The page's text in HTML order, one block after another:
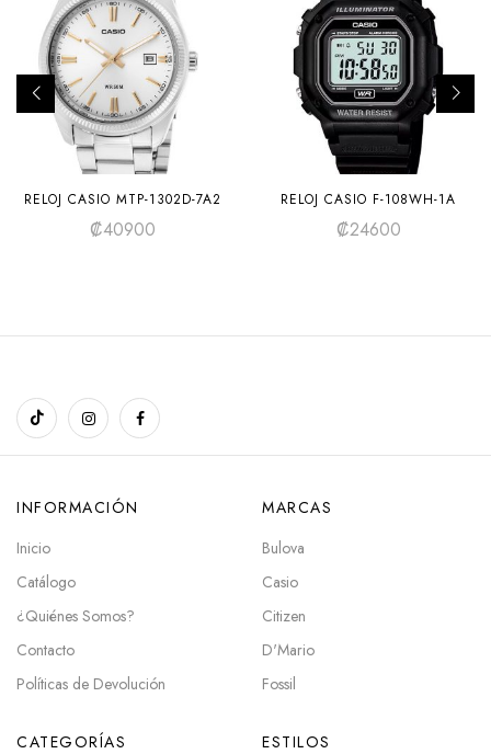
RELOJ CASIO MTP-1302D-7A2
₡40900
RELOJ CASIO F-108WH-1A
₡24600
INFORMACIÓN
Inicio
Catálogo
¿Quiénes Somos?
Contacto
Políticas de Devolución
MARCAS
Bulova
Casio
Citizen
D'Mario
Fossil
CATEGORÍAS ESTILOS